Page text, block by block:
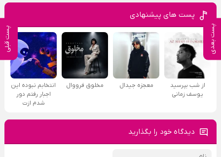
پست بعدی پست قبلی
پست های پیشنهادی
از شب بپرسید
یوسف زمانی
معجزه جیدال مخلوق فرووال
انتخابم نبوده این
اجبار رفتم دور
شدم ازت
دیدگاه خود را بگذارید